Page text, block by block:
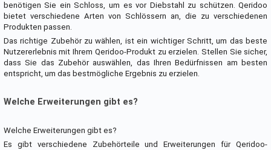
benötigen Sie ein Schloss, um es vor Diebstahl zu schützen. Qeridoo
bietet verschiedene Arten von Schlössern an, die zu verschiedenen
Produkten passen.
Das richtige Zubehör zu wählen, ist ein wichtiger Schritt, um das beste
Nutzererlebnis mit Ihrem Qeridoo-Produkt zu erzielen. Stellen Sie sicher,
dass Sie das Zubehör auswählen, das Ihren Bedürfnissen am besten
entspricht, um das bestmögliche Ergebnis zu erzielen.
Welche Erweiterungen gibt es?
Welche Erweiterungen gibt es?
Es gibt verschiedene Zubehörteile und Erweiterungen für Qeridoo-